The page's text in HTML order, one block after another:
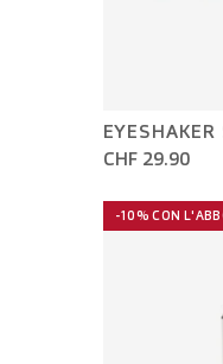
CHF 29.90
-10% CON